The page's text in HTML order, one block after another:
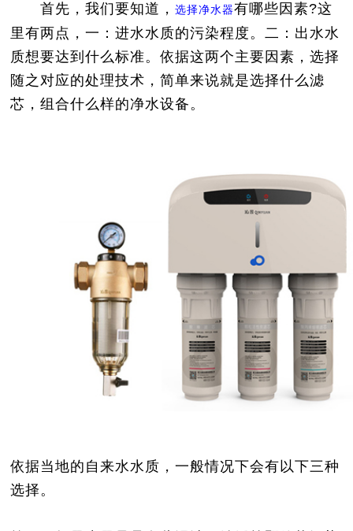
首先，我们要知道，选择净水器有哪些因素?这
里有两点，一：进水水质的污染程度。二：出水水
质想要达到什么标准。依据这两个主要因素，选择
随之对应的处理技术，简单来说就是选择什么滤
芯，组合什么样的净水设备。
依据当地的自来水水质，一般情况下会有以下三种
选择。